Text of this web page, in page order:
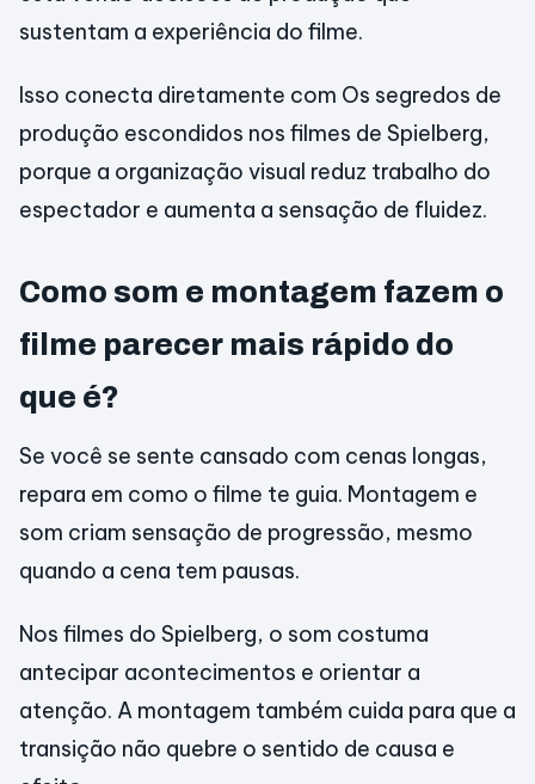
sustentam a experiência do filme.
Isso conecta diretamente com Os segredos de
produção escondidos nos filmes de Spielberg,
porque a organização visual reduz trabalho do
espectador e aumenta a sensação de fluidez.
Como som e montagem fazem o
filme parecer mais rápido do
que é?
Se você se sente cansado com cenas longas,
repara em como o filme te guia. Montagem e
som criam sensação de progressão, mesmo
quando a cena tem pausas.
Nos filmes do Spielberg, o som costuma
antecipar acontecimentos e orientar a
atenção. A montagem também cuida para que a
transição não quebre o sentido de causa e